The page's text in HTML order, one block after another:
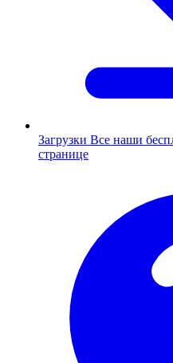
Загрузки Все наши
странице